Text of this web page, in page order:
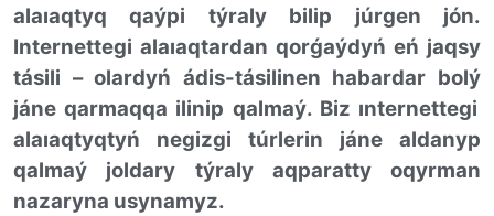
alaıaqtyq qaýpi týraly bilip júrgen jón.
Internettegi alaıaqtardan qorǵaýdyń eń jaqsy
tásili – olardyń ádis-tásilinen habardar bolý
jáneqarmaqqa ilinip qalmaý. Biz ınternettegi
alaıaqtyqtyń negizgi túrlerin jáne aldanyp
qalmaý joldary týraly aqparatty oqyrman
nazaryna usynamyz.